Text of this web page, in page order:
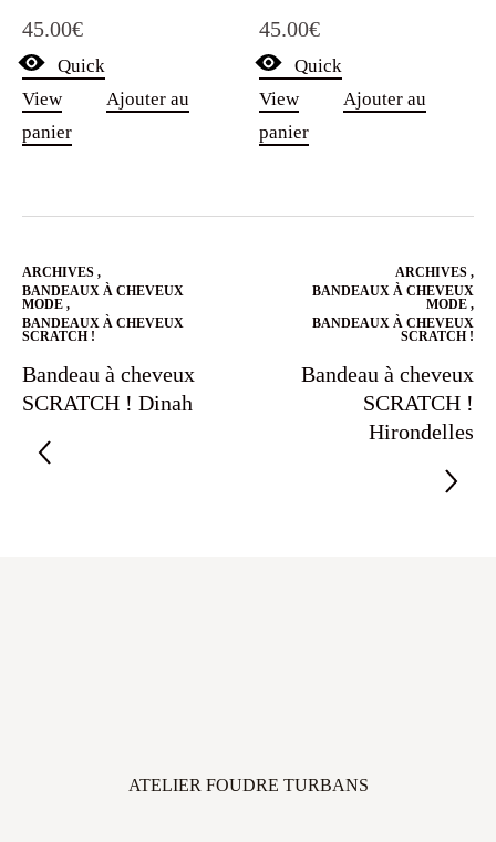
45.00€
Quick
View
Ajouter au
panier
45.00€
Quick
View
Ajouter au
panier
ARCHIVES ,
BANDEAUX À CHEVEUX
MODE ,
BANDEAUX À CHEVEUX
SCRATCH !
Bandeau à cheveux
SCRATCH ! Dinah
ARCHIVES ,
BANDEAUX À CHEVEUX
MODE ,
BANDEAUX À CHEVEUX
SCRATCH !
Bandeau à cheveux
SCRATCH !
Hirondelles
ATELIER FOUDRE TURBANS